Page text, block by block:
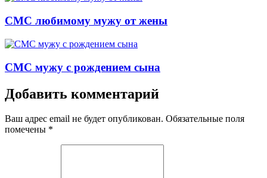
СМС любимому мужу от жены
СМС мужу с рождением сына
Добавить комментарий
Ваш адрес email не будет опубликован. Обязательные поля
помечены *